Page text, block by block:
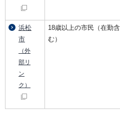
浜松
市
（外
部リ
ン
ク）
18歳以上の市民（在勤含
む）